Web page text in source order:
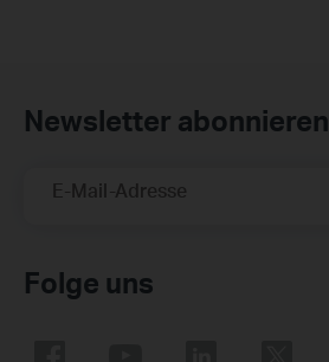
Newsletter abonnieren
E-Mail-Adresse
Folge uns